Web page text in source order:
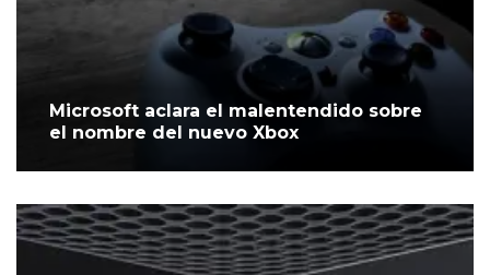
Microsoft aclara el malentendido sobre
el nombre del nuevo Xbox